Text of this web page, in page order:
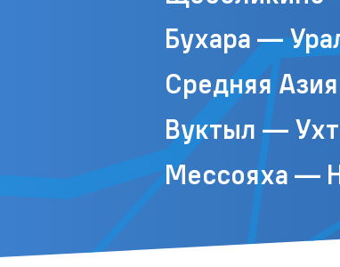
Бухара —
Средняя
Вуктыл —
Мессояха —